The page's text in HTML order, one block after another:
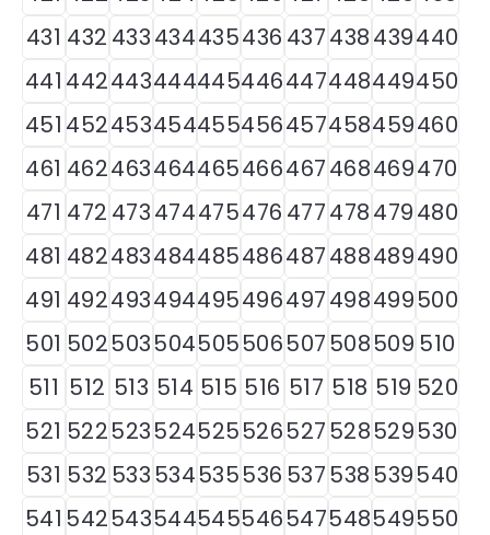
431 432 433434435436 437438439440
441 442443444445446447448449450
451 452453454455456457458459460
461 462463464465466467468469470
471 472 473474475476 477478479480
481 482483484485486487488489490
491 492493494495496497498499500
501 502503504505506507508509 510
511 512 513 514 515 516 517 518 519 520
521 522523524525526527528529530
531 532 533534535536 537538539540
541 542543544545546547548549550